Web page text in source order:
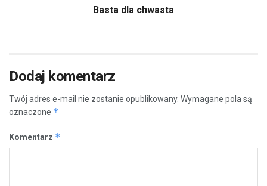
Basta dla chwasta
Dodaj komentarz
Twój adres e-mail nie zostanie opublikowany. Wymagane pola są
oznaczone *
Komentarz *